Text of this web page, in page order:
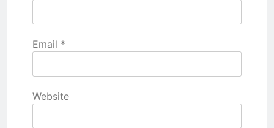
Email *
Website